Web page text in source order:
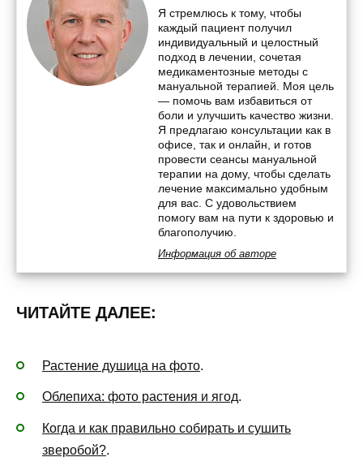
Я стремлюсь к тому, чтобы
каждый пациент получил
индивидуальный и целостный
подход в лечении, сочетая
медикаментозные методы с
мануальной терапией. Моя цель
— помочь вам избавиться от
боли и улучшить качество жизни.
Я предлагаю консультации как в
офисе, так и онлайн, и готов
провести сеансы мануальной
терапии на дому, чтобы сделать
лечение максимально удобным
для вас. С удовольствием
помогу вам на пути к здоровью и
благополучию.
Информация об авторе
ЧИТАЙТЕ ДАЛЕЕ:
Растение душица на фото.
Облепиха: фото растения и ягод.
Когда и как правильно собирать и сушить
зверобой?.